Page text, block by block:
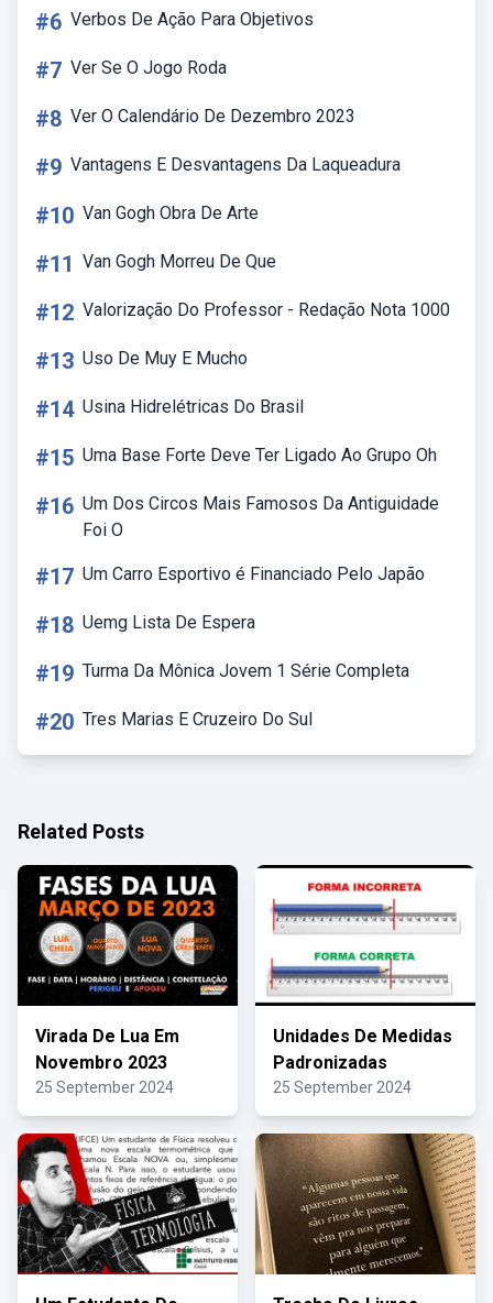
#6 Verbos De Ação Para Objetivos
#7 Ver Se O Jogo Roda
#8 Ver O Calendário De Dezembro 2023
#9 Vantagens E Desvantagens Da Laqueadura
#10 Van Gogh Obra De Arte
#11 Van Gogh Morreu De Que
#12 Valorização Do Professor - Redação Nota 1000
#13 Uso De Muy E Mucho
#14 Usina Hidrelétricas Do Brasil
#15 Uma Base Forte Deve Ter Ligado Ao Grupo Oh
#16 Um Dos Circos Mais Famosos Da Antiguidade
Foi O
#17 Um Carro Esportivo é Financiado Pelo Japão
#18 Uemg Lista De Espera
#19 Turma Da Mônica Jovem 1 Série Completa
#20 Tres Marias E Cruzeiro Do Sul
Related Posts
Virada De Lua Em
Novembro 2023
25 September 2024
Unidades De Medidas
Padronizadas
25 September 2024